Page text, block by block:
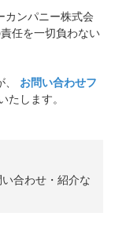
カンパニー株式会
任を一切負わない
お問い合わせフ
たします。
合わせ・紹介な